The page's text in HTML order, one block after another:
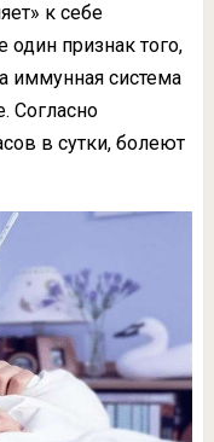
к себе
признак того,
иммунная система
Согласно
в сутки, болеют